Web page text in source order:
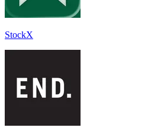
StockX